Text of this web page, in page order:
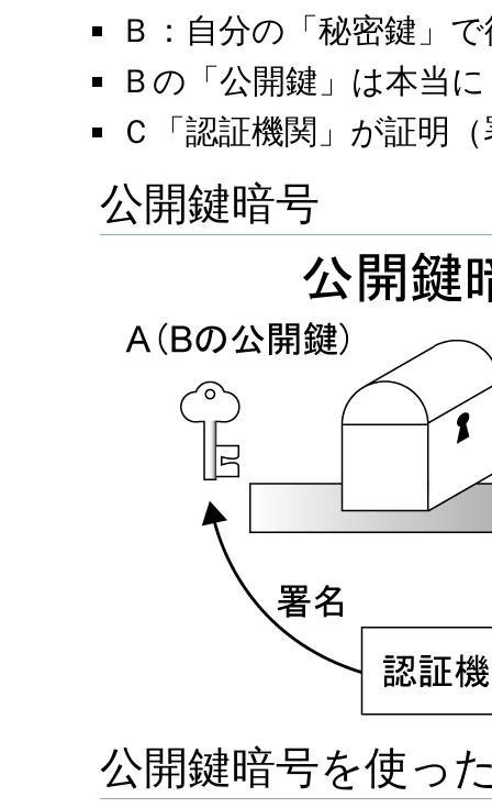
Ｂ：自分の「秘密鍵」
Ｂの「公開鍵」は本当
Ｃ「認証機関」が証明
公開鍵暗号
公開鍵暗号を使っ